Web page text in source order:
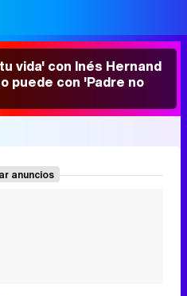
vida' con Inés Hernand
puede con 'Padre no
anuncios